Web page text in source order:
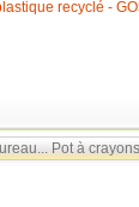
Pot à